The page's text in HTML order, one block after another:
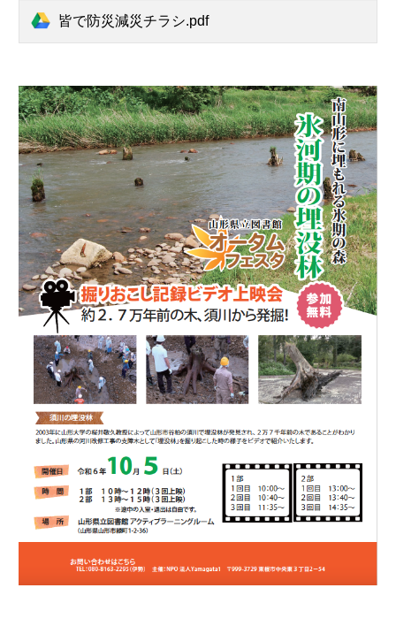
皆で防災減災チラシ.pdf